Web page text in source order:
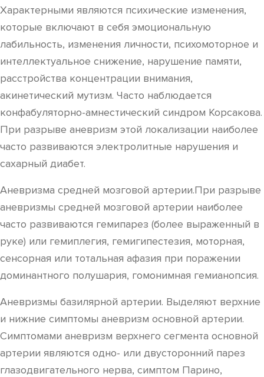
Характерными являются психические изменения,
которые включают в себя эмоциональную
лабильность, изменения личности, психомоторное и
интеллектуальное снижение, нарушение памяти,
расстройства концентрации внимания,
акинетический мутизм. Часто наблюдается
конфабуляторно-амнестический синдром Корсакова.
При разрыве аневризм этой локализации наиболее
часто развиваются электролитные нарушения и
сахарный диабет.
Аневризма средней мозговой артерии.При разрыве
аневризмы средней мозговой артерии наиболее
часто развиваются гемипарез (более выраженный в
руке) или гемиплегия, гемигипестезия, моторная,
сенсорная или тотальная афазия при поражении
доминантного полушария, гомонимная гемианопсия.
Аневризмы базилярной артерии. Выделяют верхние
и нижние симптомы аневризм основной артерии.
Симптомами аневризм верхнего сегмента основной
артерии являются одно- или двусторонний парез
глазодвигательного нерва, симптом Парино,